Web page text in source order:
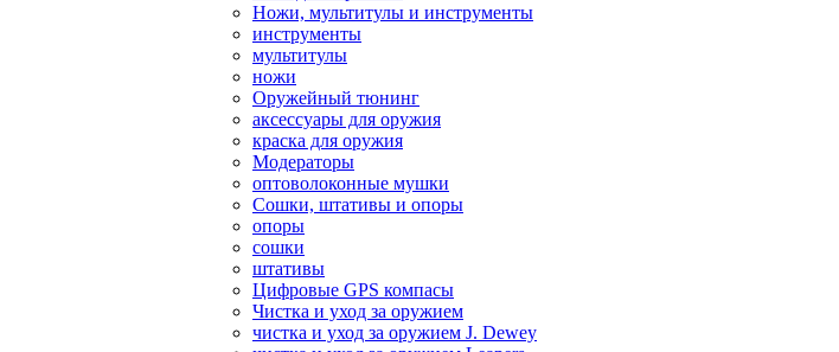
Ножи, мультитулы и инструменты
инструменты
мультитулы
ножи
Оружейный тюнинг
аксессуары для оружия
краска для оружия
Модераторы
оптоволоконные мушки
Сошки, штативы и опоры
опоры
сошки
штативы
Цифровые GPS компасы
Чистка и уход за оружием
чистка и уход за оружием J. Dewey